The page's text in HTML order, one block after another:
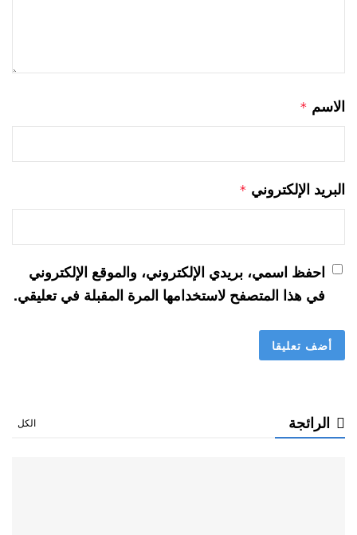
الاسم *
البريد الإلكتروني *
احفظ اسمي، بريدي الإلكتروني، والموقع الإلكتروني
في هذا المتصفح لاستخدامها المرة المقبلة في تعليقي.
الرائجة الكل